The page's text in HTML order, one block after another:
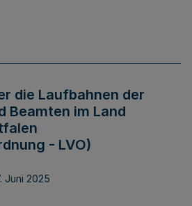
die Laufbahnen der
Beamten im Land
- LVO)
Juni 2025